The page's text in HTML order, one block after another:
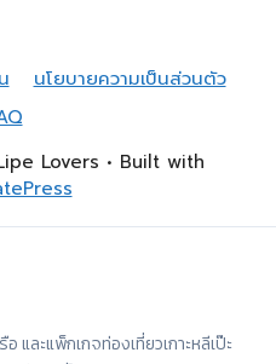
นโยบายความเป็นส่วนตัว
Lovers • Built with
ละแพ็กเกจท่องเที่ยวเกาะหลีเป๊ะ